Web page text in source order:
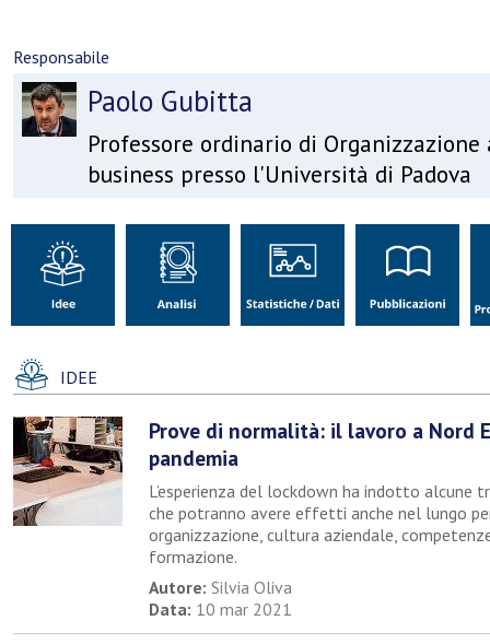
Responsabile
Paolo Gubitta
Professore ordinario di
business presso l'Università di Padova
IDEE
Prove di normalità: il lavoro a Nord
pandemia
L’esperienza del lockdown ha indotto alcune
che potranno avere effetti anche nel lungo
organizzazione, cultura aziendale,
formazione.
Autore: Silvia Oliva
Data: 10 mar 2021